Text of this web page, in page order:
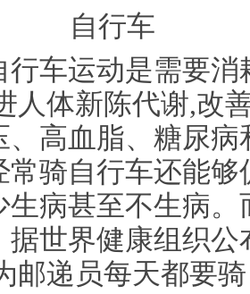
行车运动是需要
人体新陈代谢,改
、高血脂、糖尿
常骑自行车还能
生病甚至不生病
据世界健康组织
邮递员每天都要